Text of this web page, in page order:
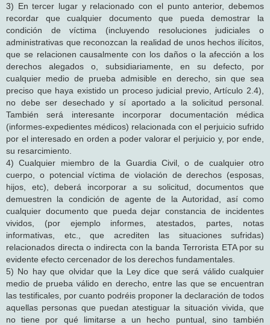
3) En tercer lugar y relacionado con el punto anterior, debemos
recordar que cualquier documento que pueda demostrar la
condición de víctima (incluyendo resoluciones judiciales o
administrativas que reconozcan la realidad de unos hechos ilícitos,
que se relacionen causalmente con los daños o la afección a los
derechos alegados o, subsidiariamente, en su defecto, por
cualquier medio de prueba admisible en derecho, sin que sea
preciso que haya existido un proceso judicial previo, Artículo 2.4),
no debe ser desechado y sí aportado a la solicitud personal.
También será interesante incorporar documentación médica
(informes-expedientes médicos) relacionada con el perjuicio sufrido
por el interesado en orden a poder valorar el perjuicio y, por ende,
su resarcimiento.
4) Cualquier miembro de la Guardia Civil, o de cualquier otro
cuerpo, o potencial víctima de violación de derechos (esposas,
hijos, etc), deberá incorporar a su solicitud, documentos que
demuestren la condición de agente de la Autoridad, así como
cualquier documento que pueda dejar constancia de incidentes
vividos, (por ejemplo informes, atestados, partes, notas
informativas, etc., que acrediten las situaciones sufridas)
relacionados directa o indirecta con la banda Terrorista ETA por su
evidente efecto cercenador de los derechos fundamentales.
5) No hay que olvidar que la Ley dice que será válido cualquier
medio de prueba válido en derecho, entre las que se encuentran
las testificales, por cuanto podréis proponer la declaración de todos
aquellas personas que puedan atestiguar la situación vivida, que
no tiene por qué limitarse a un hecho puntual, sino también